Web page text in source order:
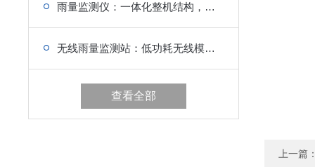
雨量监测仪：一体化整机结构，立杆直接固定，大幅缩短施工周期
无线雨量监测站：低功耗无线模组，太阳能长效续航，偏远河道监测
查看全部
上一篇